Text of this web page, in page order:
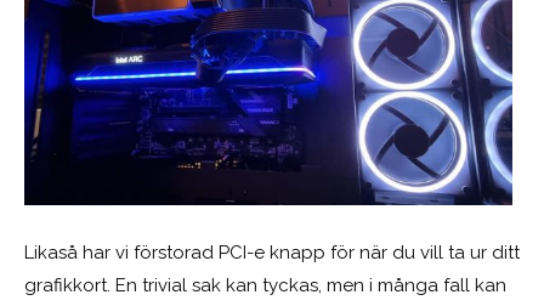
Likaså har vi förstorad PCI-e knapp för när du vill ta ur ditt
grafikkort. En trivial sak kan tyckas, men i många fall kan